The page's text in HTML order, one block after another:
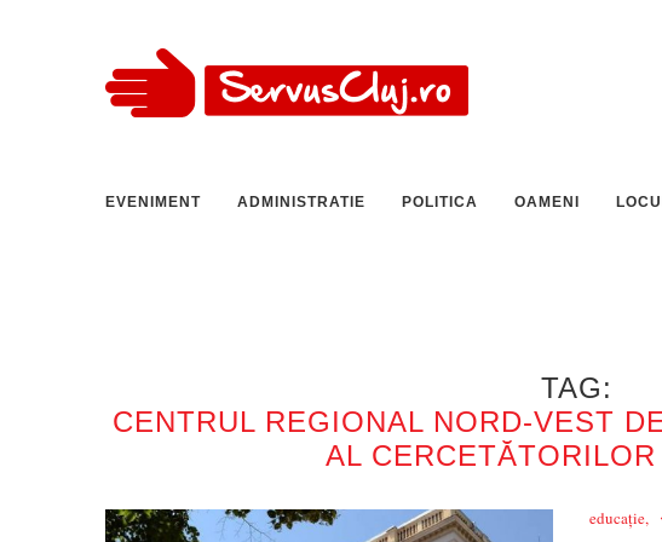
EVENIMENT ADMINISTRATIE POLITICA OAMENI
TAG:
CENTRUL REGIONAL NORD-VEST
AL
educație,